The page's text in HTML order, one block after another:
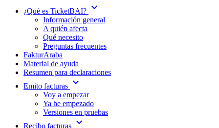
¿Qué es TicketBAI? expand_more
Información general
A quién afecta
Qué necesito
Preguntas frecuentes
FakturAraba
Material de ayuda
Resumen para declaraciones
Emito facturas expand_more
Voy a empezar
Ya he empezado
Versiones en pruebas
Recibo facturas expand_more